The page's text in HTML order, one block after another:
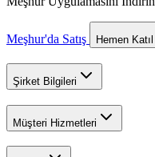
Meşhur'da Satış Hemen Katıl
Şirket Bilgileri
Müşteri Hizmetleri